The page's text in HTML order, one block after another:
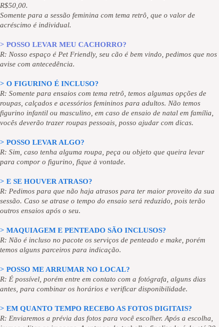
R$50,00.
Somente para a sessão feminina com tema retrô, que o valor de
acréscimo é individual.
> POSSO LEVAR MEU CACHORRO?
R: Nosso espaço é Pet Friendly, seu cão é bem vindo, pedimos que nos
avise com antecedência.
> O FIGURINO É INCLUSO?
R: Somente para ensaios com tema retrô, temos algumas opções de
roupas, calçados e acessórios femininos para adultos. Não temos
figurino infantil ou masculino, em caso de ensaio de natal em família,
vocês deverão trazer roupas pessoais, posso ajudar com dicas.
> POSSO LEVAR ALGO?
R: Sim, caso tenha alguma roupa, peça ou objeto que queira levar
para compor o figurino, fique à vontade.
> E SE HOUVER ATRASO?
R: Pedimos para que não haja atrasos para ter maior proveito da sua
sessão. Caso se atrase o tempo do ensaio será reduzido, pois terão
outros ensaios após o seu.
> MAQUIAGEM E PENTEADO SÃO INCLUSOS?
R: Não é incluso no pacote os serviços de penteado e make, porém
temos alguns parceiros para indicação.
> POSSO ME ARRUMAR NO LOCAL?
R: É possível, porém entre em contato com a fotógrafa, alguns dias
antes, para combinar os horários e verificar disponibilidade.
> EM QUANTO TEMPO RECEBO AS FOTOS DIGITAIS?
R: Enviaremos a prévia das fotos para você escolher. Após a escolha,